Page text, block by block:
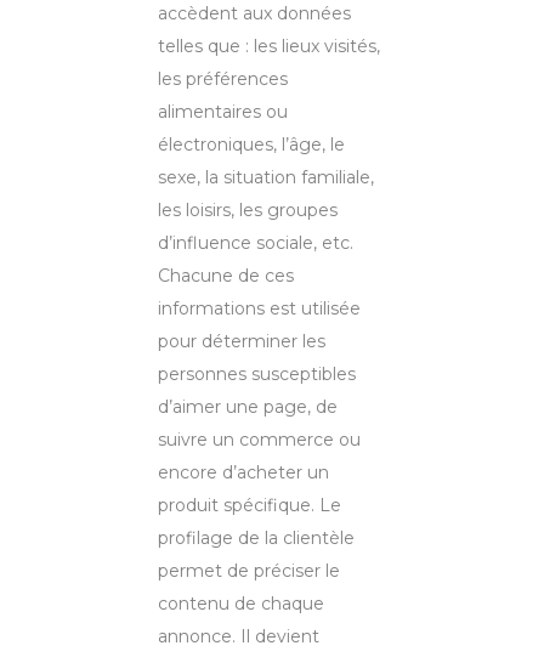
accèdent aux données
telles que : les lieux visités,
les préférences
alimentaires ou
électroniques, l’âge, le
sexe, la situation familiale,
les loisirs, les groupes
d’influence sociale, etc.
Chacune de ces
informations est utilisée
pour déterminer les
personnes susceptibles
d’aimer une page, de
suivre un commerce ou
encore d’acheter un
produit spécifique. Le
profilage de la clientèle
permet de préciser le
contenu de chaque
annonce. Il devient